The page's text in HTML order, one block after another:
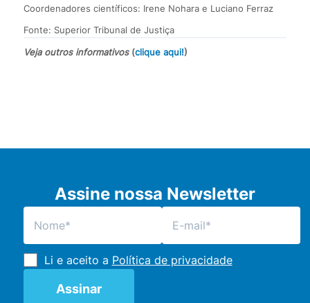
Coordenadores científicos: Irene Nohara e Luciano Ferraz
Fonte: Superior Tribunal de Justiça
Veja outros informativos(clique aqui!)
Assine nossa Newsletter
Li e aceito a Política de privacidade